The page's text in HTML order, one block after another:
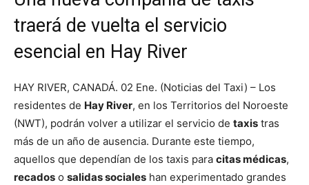
traerá de vuelta el servicio
esencial en Hay River
HAY RIVER, CANADÁ. 02 Ene. (Noticias del Taxi) – Los
residentes de Hay River, en los Territorios del Noroeste
(NWT), podrán volver a utilizar el servicio de taxis tras
más de un año de ausencia. Durante este tiempo,
aquellos que dependían de los taxis para citas médicas,
recados o salidas sociales han experimentado grandes